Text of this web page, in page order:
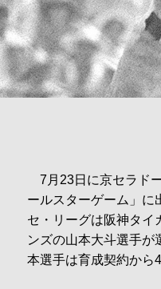
7月23日に京セラド
ールスターゲーム」に
セ・リーグは阪神タイ
ンズの山本大斗選手が
本選手は育成契約から